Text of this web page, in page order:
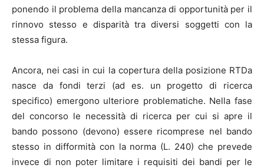
ponendo il problema della mancanza di opportunità per il
rinnovo stesso e disparità tra diversi soggetti con la
stessa figura.
Ancora, nei casi in cui la copertura della posizione RTDa
nasce da fondi terzi (ad es. un progetto di ricerca
specifico) emergono ulteriore problematiche. Nella fase
del concorso le necessità di ricerca per cui si apre il
bando possono (devono) essere ricomprese nel bando
stesso in difformità con la norma (L. 240) che prevede
invece di non poter limitare i requisiti dei bandi per le